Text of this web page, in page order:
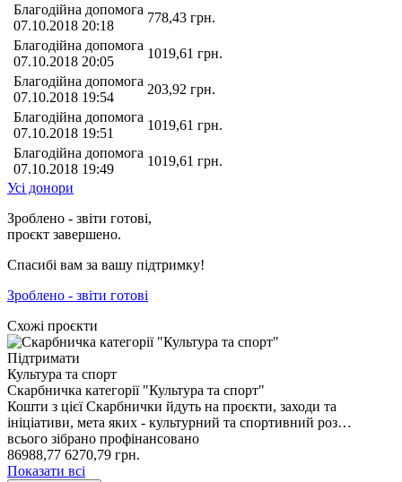
Благодійна допомога
07.10.2018 20:18
778,43 грн.
Благодійна допомога
07.10.2018 20:05
1019,61 грн.
Благодійна допомога
07.10.2018 19:54
203,92 грн.
Благодійна допомога
07.10.2018 19:51
1019,61 грн.
Благодійна допомога
07.10.2018 19:49
1019,61 грн.
Усі донори
Зроблено - звіти готові,
проєкт завершено.
Спасибі вам за вашу підтримку!
Зроблено - звіти готові
Схожі проєкти
Підтримати
Культура та спорт
Скарбничка категорії "Культура та спорт"
Кошти з цієї Скарбнички йдуть на проєкти, заходи та
ініціативи, мета яких - культурний та спортивний роз…
всього зібрано профінансовано
86988,77 6270,79 грн.
Показати всі